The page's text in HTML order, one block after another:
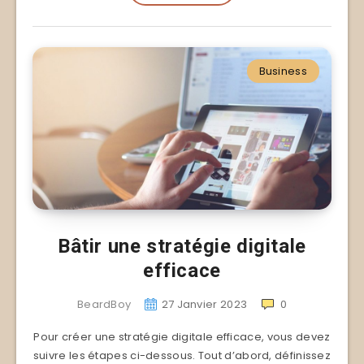
Business
Bâtir une stratégie digitale
efficace
BeardBoy 27 Janvier 2023 0
Pour créer une stratégie digitale efficace, vous devez
suivre les étapes ci-dessous. Tout d’abord, définissez